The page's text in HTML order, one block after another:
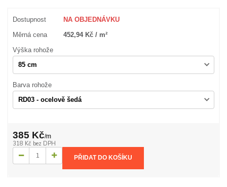
Dostupnost NA OBJEDNÁVKU
Měrná cena 452,94 Kč / m²
Výška rohože
Barva rohože
385 Kč/m
318 Kč bez DPH
PŘIDAT DO KOŠÍKU